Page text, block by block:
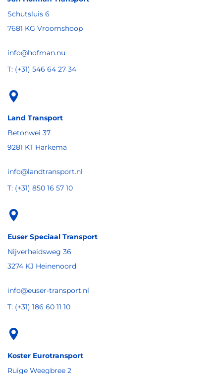
Schutsluis 6
7681 KG Vroomshoop
info@hofman.nu
T: (+31) 546 64 27 34
Land Transport
Betonwei 37
9281 KT Harkema
info@landtransport.nl
T: (+31) 850 16 57 10
Euser Speciaal Transport
Nijverheidsweg 36
3274 KJ Heinenoord
info@euser-transport.nl
T: (+31) 186 60 11 10
Koster Eurotransport
Ruige Weegbree 2